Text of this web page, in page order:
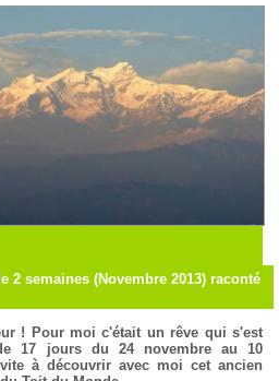
! Pour moi c'était un rêve qui s'est
17 jours du 24 novembre au 10
à découvrir avec moi cet ancien
2 semaines (Novembre 2013) raconté